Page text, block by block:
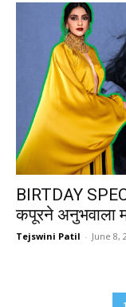
BIRTDAY
कपूरने अनुभवाला
Tejswini Patil - June 8,